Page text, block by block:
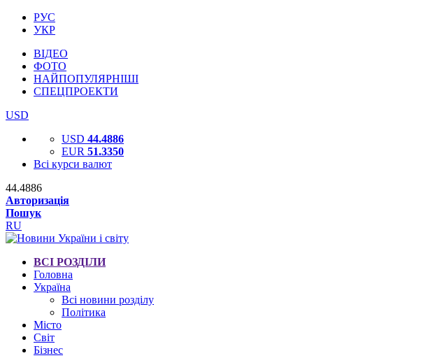
РУС
УКР
ВІДЕО
ФОТО
НАЙПОПУЛЯРНІШІ
СПЕЦПРОЕКТИ
USD
USD 44.4886
EUR 51.3350
Всі курси валют
44.4886
Авторизація
Пошук
RU
ВСІ РОЗДІЛИ
Головна
Україна
Всі новини розділу
Політика
Місто
Світ
Бізнес